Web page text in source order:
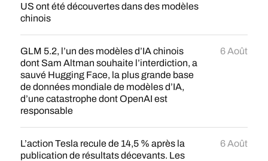
US ont été découvertes dans des modèles
chinois
GLM 5.2, l’un des modèles d’IA chinois
dont Sam Altman souhaite l’interdiction, a
sauvé Hugging Face, la plus grande base
de données mondiale de modèles d’IA,
d’une catastrophe dont OpenAI est
responsable
6 Août
L’action Tesla recule de 14,5 % après la
publication de résultats décevants. Les
6 Août